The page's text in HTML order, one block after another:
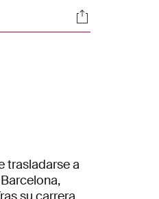
Sociales
trasladarse a